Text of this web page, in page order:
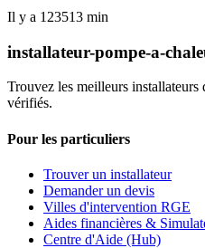
Il y a 123513 min
installateur-pompe-a-
Trouvez les meilleurs installateurs
vérifiés.
Pour les particuliers
Trouver un installateur
Demander un devis
Villes d'intervention RGE
Aides financières &
Centre d'Aide (Hub)